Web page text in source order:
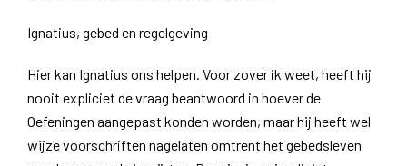
Ignatius, gebed en regelgeving
Hier kan Ignatius ons helpen. Voor zover ik weet, heeft hij
nooit expliciet de vraag beantwoord in hoever de
Oefeningen aangepast konden worden, maar hij heeft wel
wijze voorschriften nagelaten omtrent het gebedsleven